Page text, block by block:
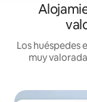
Los huéspedes
muy